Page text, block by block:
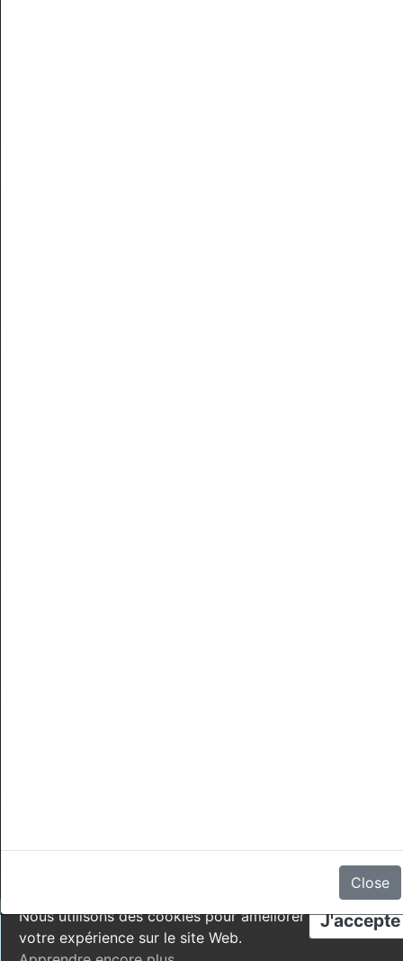
Close
J'accepte
Nous utilisons des cookies pour améliorer
votre expérience sur le site Web.